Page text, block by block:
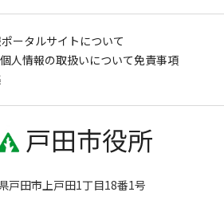
ータルサイトについて
個人情報の取扱いについて免責事項
戸田市上戸田1丁目18番1号